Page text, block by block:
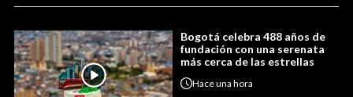
Bogotá celebra 488 años de
fundación con una serenata
más cerca de las estrellas
Haceuna hora